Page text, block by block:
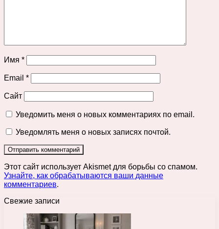
Имя *
Email *
Сайт
Уведомить меня о новых комментариях по email.
Уведомлять меня о новых записях почтой.
Этот сайт использует Akismet для борьбы со спамом.
Узнайте, как обрабатываются ваши данные
комментариев.
Свежие записи